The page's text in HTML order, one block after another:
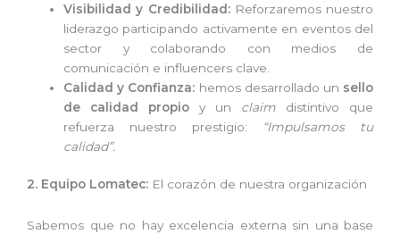
Visibilidad y Credibilidad:Reforzaremos nuestro
liderazgo participando activamente en eventos del
sector y colaborando con medios de
comunicación e influencers clave.
Calidad y Confianza: hemos desarrollado un sello
de calidad propio y un claim distintivo que
refuerza nuestro prestigio: “Impulsamos tu
calidad”.
2. Equipo Lomatec: El corazón de nuestra organización
Sabemos que no hay excelencia externa sin una base